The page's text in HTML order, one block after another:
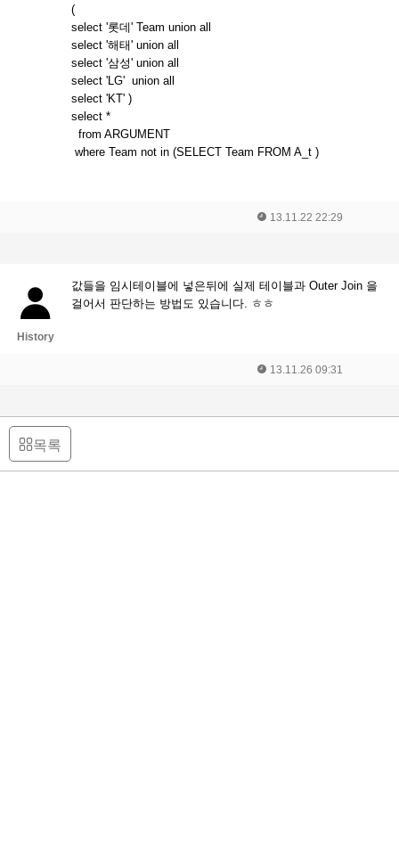
(
select '롯데' Team union all
select '해태' union all
select '삼성' union all
select 'LG' union all
select 'KT' )
select *
from ARGUMENT
where Team not in (SELECT Team FROM A_t )
13.11.22 22:29
History
값들을 임시테이블에 넣은뒤에 실제 테이블과 Outer Join 을
걸어서 판단하는 방법도 있습니다. ㅎㅎ
13.11.26 09:31
목록